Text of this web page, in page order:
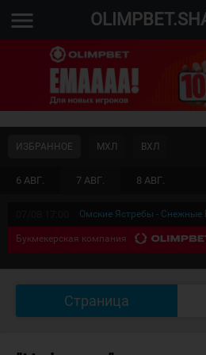
menu
6 АВГ. 7 АВГ. 8 АВГ.
ИЗБРАННОЕ МХЛ ВХЛ
Омские Ястребы - Снежные
Букмекерская компания
Страница